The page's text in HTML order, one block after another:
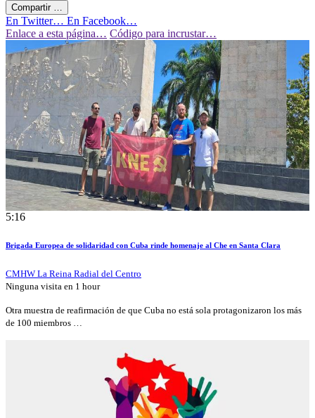
Compartir …
En Twitter… En Facebook…
Enlace a esta página… Código para incrustar…
5:16
Brigada Europea de solidaridad con Cuba rinde homenaje al Che en Santa Clara
CMHW La Reina Radial del Centro
Ninguna visita en 1 hour
Otra muestra de reafirmación de que Cuba no está sola protagonizaron los más
de 100 miembros …